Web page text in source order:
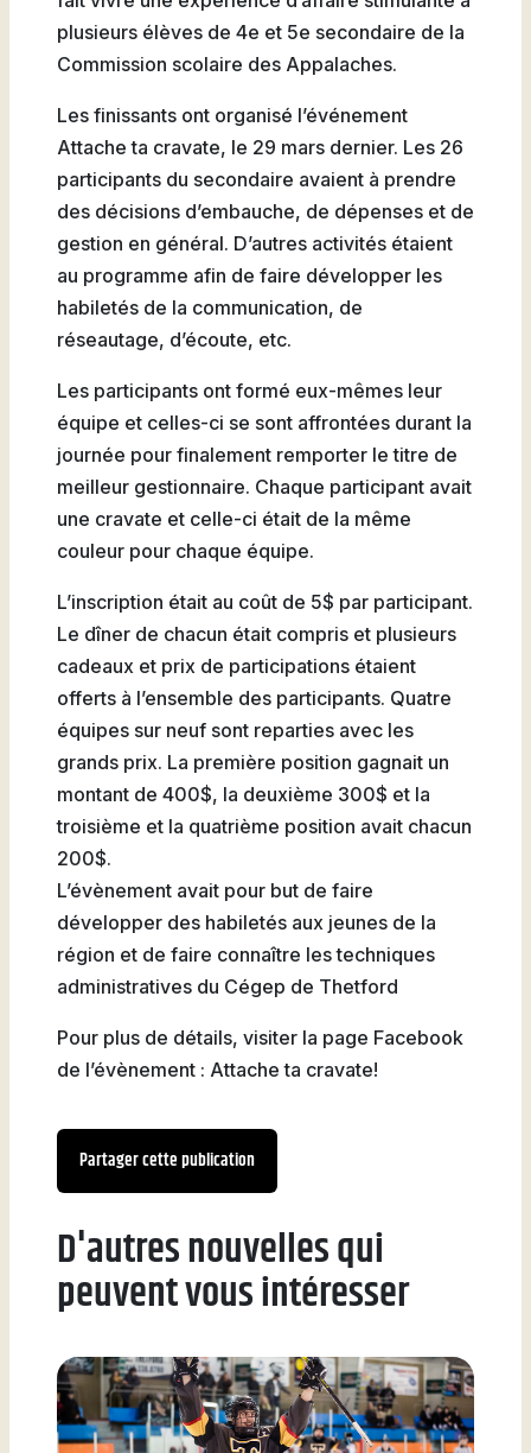
Natation
Badminton
Flag
Football
plusieurs élèves de 4e et 5e secondaire de la
Commission scolaire des Appalaches.
Les finissants ont organisé l’événement
Attache ta cravate, le 29 mars dernier. Les 26
participants du secondaire avaient à prendre
des décisions d’embauche, de dépenses et de
gestion en général. D’autres activités étaient
au programme afin de faire développer les
habiletés de la communication, de
réseautage, d’écoute, etc.
Les participants ont formé eux-mêmes leur
équipe et celles-ci se sont affrontées durant la
journée pour finalement remporter le titre de
meilleur gestionnaire. Chaque participant avait
une cravate et celle-ci était de la même
couleur pour chaque équipe.
L’inscription était au coût de 5$ par participant.
Le dîner de chacun était compris et plusieurs
cadeaux et prix de participations étaient
offerts à l’ensemble des participants. Quatre
équipes sur neuf sont reparties avec les
grands prix. La première position gagnait un
montant de 400$, la deuxième 300$ et la
troisième et la quatrième position avait chacun
200$.
L’évènement avait pour but de faire
développer des habiletés aux jeunes de la
région et de faire connaître les techniques
administratives du Cégep de Thetford
Pour plus de détails, visiter la page Facebook
de l’évènement : Attache ta cravate!
Partager cette publication
D'autres nouvelles qui
peuvent vous intéresser